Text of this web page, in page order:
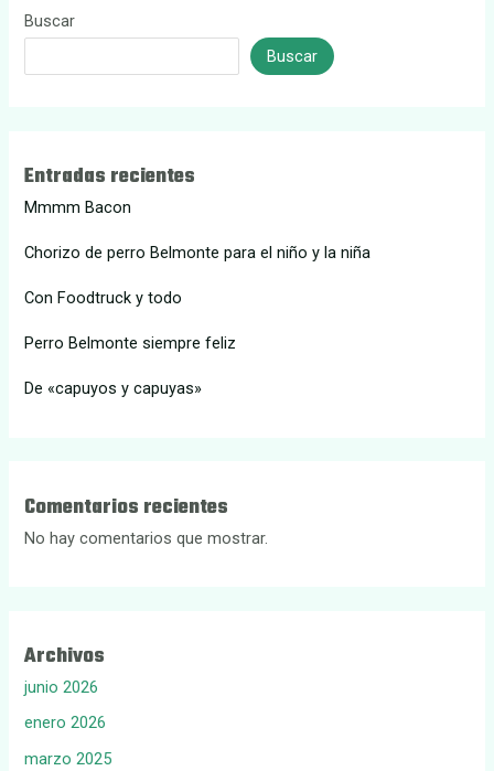
Buscar
Buscar
Entradas recientes
Mmmm Bacon
Chorizo de perro Belmonte para el niño y la niña
Con Foodtruck y todo
Perro Belmonte siempre feliz
De «capuyos y capuyas»
Comentarios recientes
No hay comentarios que mostrar.
Archivos
junio 2026
enero 2026
marzo 2025